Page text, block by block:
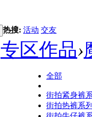
热搜: 活动 交友
专区作品›
全部
街拍紧身裤
街拍热裤系